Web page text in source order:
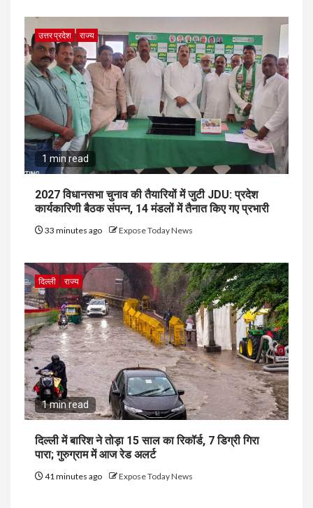
उत्तर प्रदेश राज्य
1 min read
2027 विधानसभा चुनाव की तैयारियों में जुटी JDU: प्रदेश
कार्यकारिणी बैठक संपन्न, 14 मंडलों में तैनात किए गए प्रभारी
33 minutes ago Expose Today News
दिल्ली राज्य
1 min read
दिल्ली में बारिश ने तोड़ा 15 साल का रिकॉर्ड, 7 डिग्री गिरा
पारा; गुरुग्राम में आज रेड अलर्ट
41 minutes ago Expose Today News